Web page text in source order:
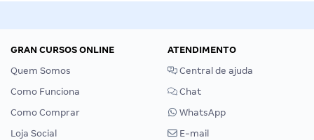
GRAN CURSOS ONLINE
Quem Somos
Como Funciona
Como Comprar
Loja Social
ATENDIMENTO
Central de ajuda
Chat
WhatsApp
E-mail